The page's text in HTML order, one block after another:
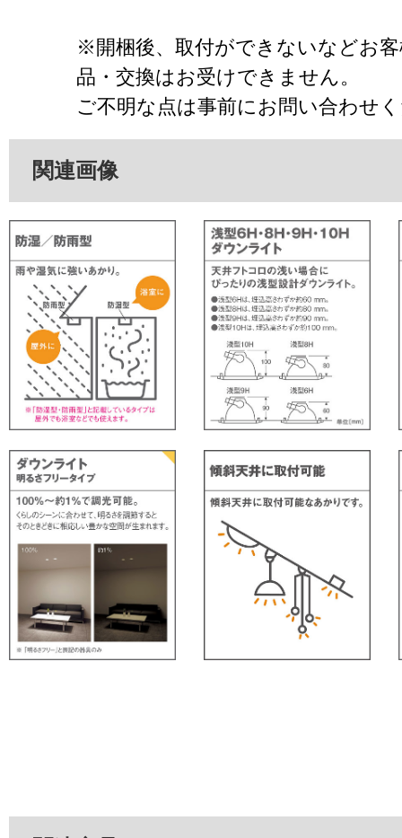
※開梱後、取付ができないなどお
品・交換はお受けできません。
ご不明な点は事前にお問い合わせ
関連画像